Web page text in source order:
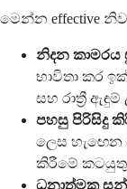
මෙන්න effective
නිදන කාමරය
භාවිතා කර
සහ රාත්‍රී
පහසු පිරිසිදු
ලෙස හැඟෙන
කිරීමේ
ධනාත්මක